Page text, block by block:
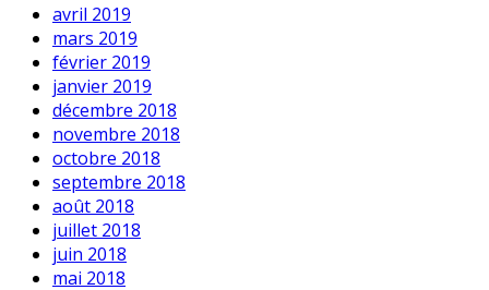
avril 2019
mars 2019
février 2019
janvier 2019
décembre 2018
novembre 2018
octobre 2018
septembre 2018
août 2018
juillet 2018
juin 2018
mai 2018